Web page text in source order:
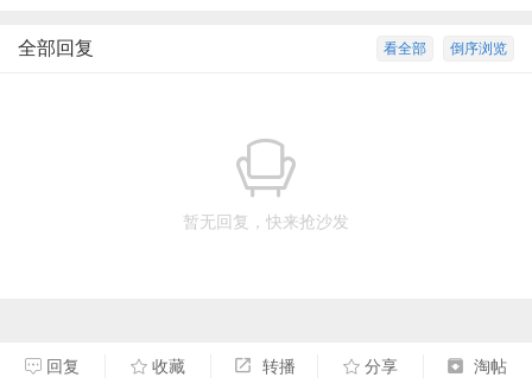
倒序浏览
看全部
全部回复
暂无回复，快来抢沙发
回复 收藏 转播 分享 淘帖